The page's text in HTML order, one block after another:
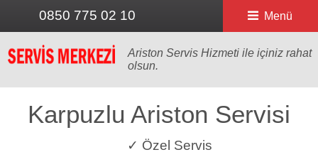
0850 775 02 10 Menü
Ariston Servis Hizmeti ile içiniz rahat
olsun.
Karpuzlu Ariston Servisi
✓ Özel Servis